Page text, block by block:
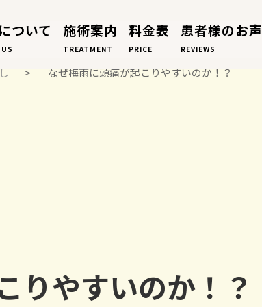
ついて 施術案内
TREATMENT
料金表
PRICE
患者様のお声
REVIEWS
> なぜ梅雨に頭痛が起こりやすいのか！？
りやすいのか！？